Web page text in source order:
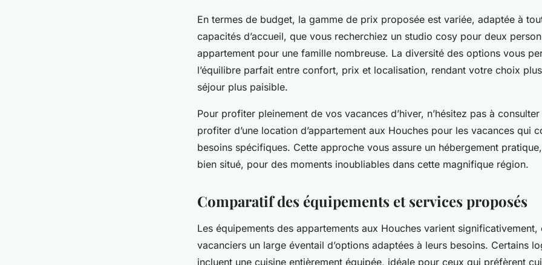
En termes de budget, la gamme de prix proposée est variée, adaptée à
capacités d’accueil, que vous recherchiez un studio cosy pour deux
appartement pour une famille nombreuse. La diversité des options vous
l’équilibre parfait entre confort, prix et localisation, rendant votre choix
séjour plus paisible.
Pour profiter pleinement de vos vacances d’hiver, n’hésitez pas à
profiter d’une location d’appartement aux Houches pour les vacances qui
besoins spécifiques. Cette approche vous assure un hébergement
bien situé, pour des moments inoubliables dans cette magnifique région.
Comparatif des équipements et services proposés
Les équipements des appartements aux Houches varient
vacanciers un large éventail d’options adaptées à leurs besoins. Certains
incluent une cuisine entièrement équipée, idéale pour ceux qui préfèrent